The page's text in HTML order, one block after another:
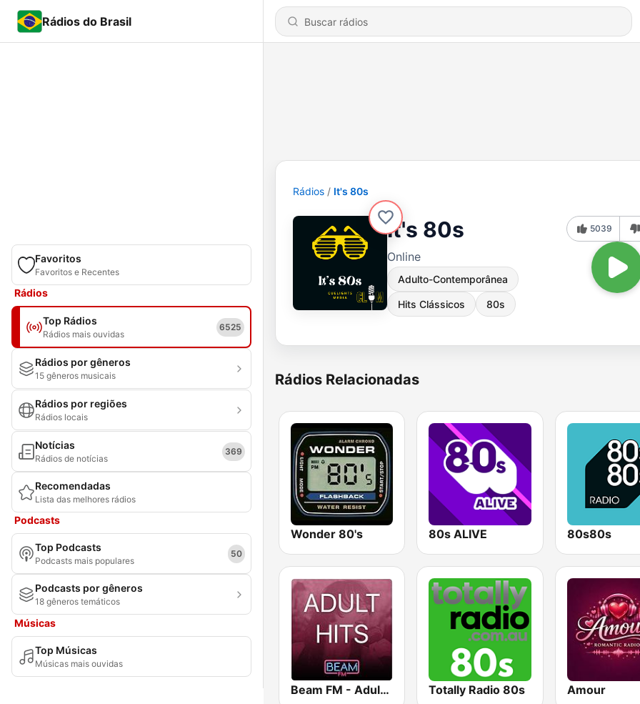
Rádios do Brasil
Favoritos
Favoritos e Recentes
Rádios
Top Rádios
Rádios mais ouvidas
6525
Rádios por gêneros
15 gêneros musicais
Rádios por regiões
Rádios locais
Notícias
Rádios de notícias
369
Recomendadas
Lista das melhores rádios
Podcasts
Top Podcasts
Podcasts mais populares
50
Podcasts por gêneros
18 gêneros temáticos
Músicas
Top Músicas
Músicas mais ouvidas
Rádios It's 80s
It's 80s
Online
Adulto-Contemporânea
Hits Clássicos 80s
5039
Rádios Relacionadas
Wonder 80's 80s ALIVE 80s80s
Beam FM - Adult Hits Totally Radio 80s Amour